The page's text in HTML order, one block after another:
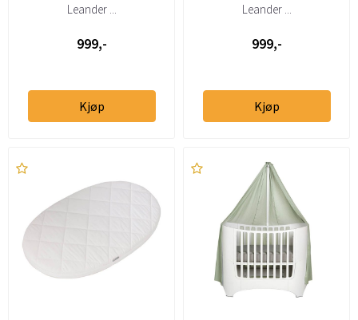
Leander ...
999,-
Kjøp
Leander ...
999,-
Kjøp